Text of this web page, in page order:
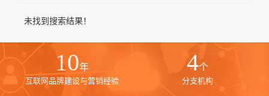
未找到搜索结果！
10年
互联网品牌建设与营销经验
4个
分支机构